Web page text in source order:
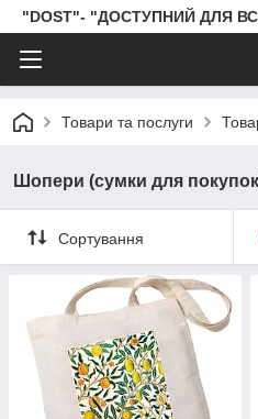
"DOST"- "ДОСТУПНИЙ ДЛЯ
Товари та послуги
Шопери (сумки для
Сортування